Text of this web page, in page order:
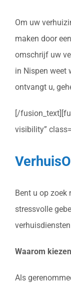
Om uw
maken door
omschrijf uw
in Nispen weet
ontvangt u,
[/
visibility”
Bent u op zoek
stressvolle
Waarom
Als